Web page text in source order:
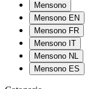
Mensono
Mensono EN
Mensono FR
Mensono IT
Mensono NL
Mensono ES